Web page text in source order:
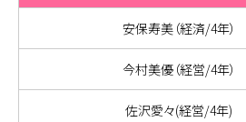
安保寿美（経済/4年）
今村美優（経営/4年）
佐沢愛々(経営/4年)